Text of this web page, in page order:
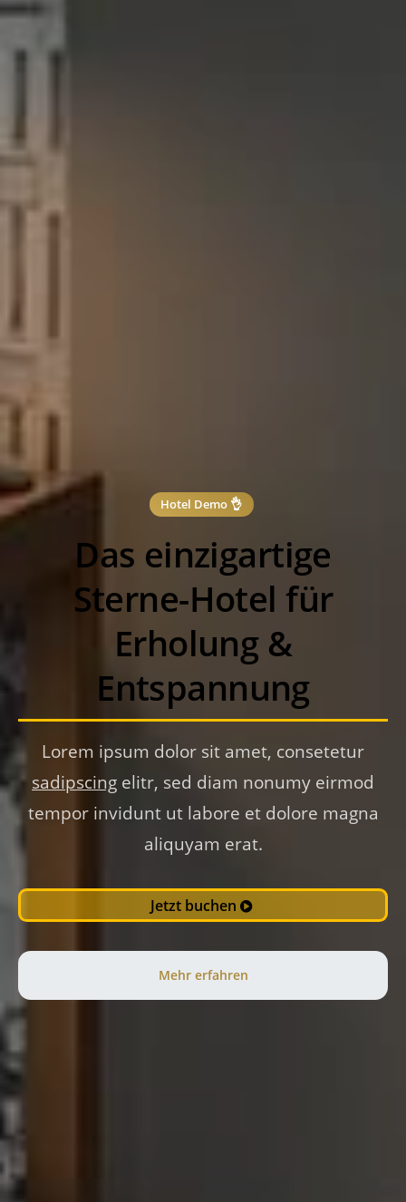
Hotel Demo 👌
Das einzigartige
Sterne-Hotel für
Erholung &
Entspannung
Lorem ipsum dolor sit amet, consetetur
sadipscing elitr, sed diam nonumy eirmod
tempor invidunt ut labore et dolore magna
aliquyam erat.
Jetzt buchen
Mehr erfahren